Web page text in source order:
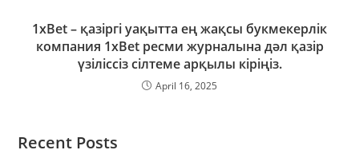
1xBet – қазіргі уақытта ең жақсы букмекерлік
компания 1xBet ресми журналына дәл қазір
үзіліссіз сілтеме арқылы кіріңіз.
April 16, 2025
Recent Posts